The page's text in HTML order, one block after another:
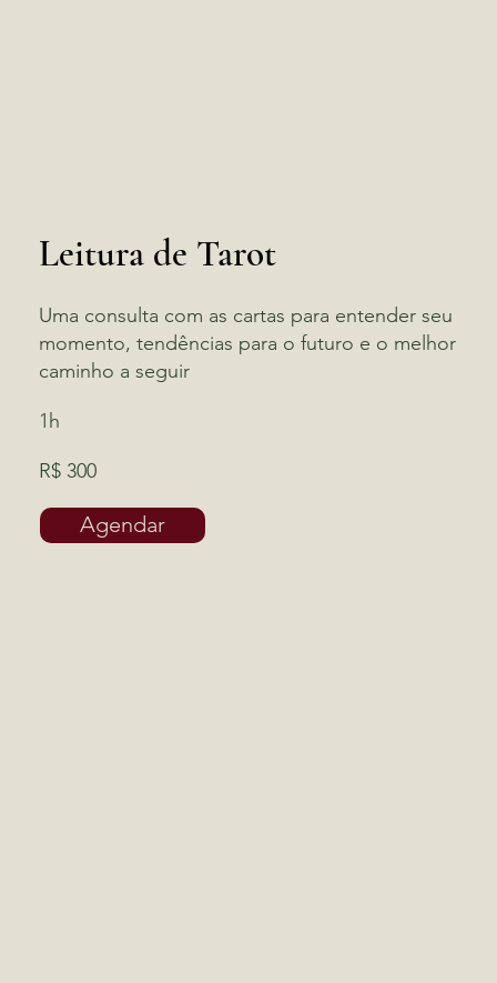
Leitura de Tarot
Uma consulta com as cartas para entender seu
momento, tendências para o futuro e o melhor
caminho a seguir
1h
R$ 300
Agendar